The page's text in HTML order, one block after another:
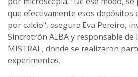
que efectivamente esos depósitos
por calcio", asegura Eva Pereiro,
Sincrotrón ALBA y responsable de
MISTRAL, donde se realizaron
experimentos.